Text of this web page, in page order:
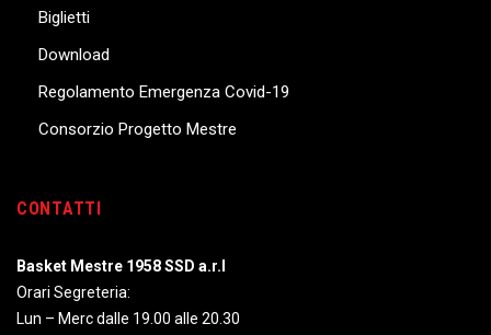
Biglietti
Download
Regolamento Emergenza Covid-19
Consorzio Progetto Mestre
CONTATTI
Basket Mestre 1958 SSD a.r.l
Orari Segreteria:
Lun – Merc dalle 19.00 alle 20.30